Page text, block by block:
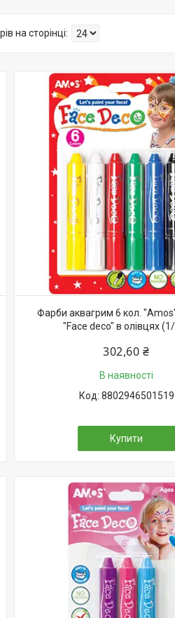
Фарби аквагрим 6 кол.
"Face deco" в олівцях
302,60 ₴
В наявності
8802946501519
Купити